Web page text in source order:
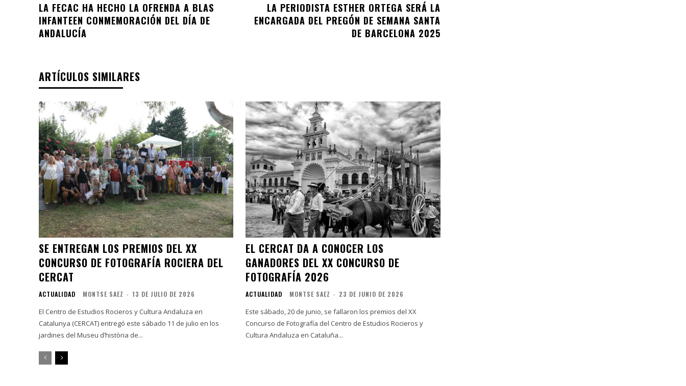
LA FECAC HA HECHO LA OFRENDA A BLAS
INFANTEEN CONMEMORACIÓN DEL DÍA DE
ANDALUCÍA
LA PERIODISTA ESTHER ORTEGA SERÁ LA
ENCARGADA DEL PREGÓN DE SEMANA SANTA
DE BARCELONA 2025
ARTÍCULOS SIMILARES
SE ENTREGAN LOS PREMIOS DEL XX
CONCURSO DE FOTOGRAFÍA ROCIERA DEL
CERCAT
ACTUALIDAD MONTSE SAEZ - 13 DE JULIO DE 2026
El Centro de Estudios Rocieros y Cultura Andaluza en
Catalunya (CERCAT) entregó este sábado 11 de julio en los
jardines del Museu d’història de...
EL CERCAT DA A CONOCER LOS
GANADORES DEL XX CONCURSO DE
FOTOGRAFÍA 2026
ACTUALIDAD MONTSE SAEZ - 23 DE JUNIO DE 2026
Este sábado, 20 de junio, se fallaron los premios del XX
Concurso de Fotografía del Centro de Estudios Rocieros y
Cultura Andaluza en Cataluña...